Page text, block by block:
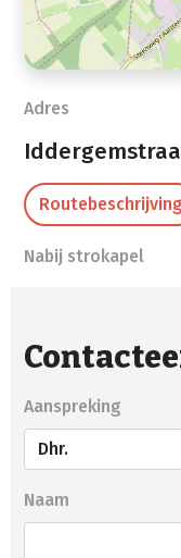
Adres
Routebeschrijving
Nabij strokapel
Aanspreking
Naam